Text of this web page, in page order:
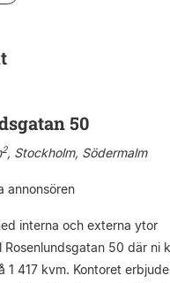
50
2, Stockholm, Södermalm
annonsören
interna och externa ytor
Rosenlundsgatan 50 där ni
1 417 kvm. Kontoret